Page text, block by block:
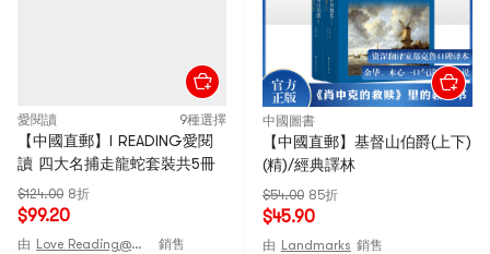
愛閱讀 9種選擇
【中國直郵】I READING愛閱
讀 四大名捕走龍蛇套裝共5冊
$124.00 8折
$99.20
由 Love Reading@CHINA 銷售
中國圖書
【中國直郵】基督山伯爵(上下)
(精)/經典譯林
$54.00 85折
$45.90
由 Landmarks 銷售